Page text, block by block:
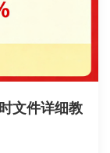
文件详细教